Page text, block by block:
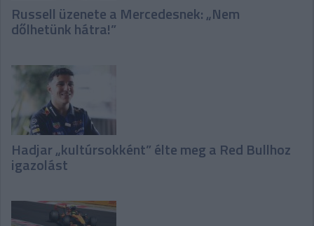
Russell üzenete a Mercedesnek: „Nem
dőlhetünk hátra!”
Hadjar „kultúrsokként” élte meg a Red Bullhoz
igazolást